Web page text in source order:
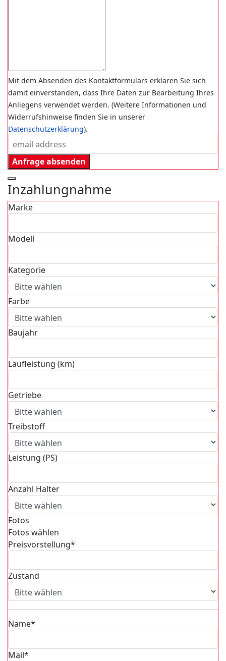
Mit dem Absenden des Kontaktformulars erklären Sie sich
damit einverstanden, dass Ihre Daten zur Bearbeitung Ihres
Anliegens verwendet werden. (Weitere Informationen und
Widerrufshinweise finden Sie in unserer
Datenschutzerklärung).
Anfrage absenden
Inzahlungnahme
Marke
Modell
Kategorie
Farbe
Baujahr
Laufleistung (km)
Getriebe
Treibstoff
Leistung (PS)
Anzahl Halter
Fotos
Fotos wählen
Preisvorstellung*
Zustand
Name*
Mail*